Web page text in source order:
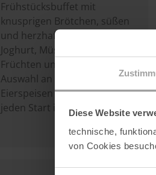
Diese Website
technische,
von Cookies
Frühstücksbuffet mit
knusprigen Brötchen, süßen
und herzhaften Begleitern,
Joghurt, Müsli, frischen
Früchten und einer feinen
Auswahl an warmen
Eierspeisen – perfekt für
jeden Start in den Tag